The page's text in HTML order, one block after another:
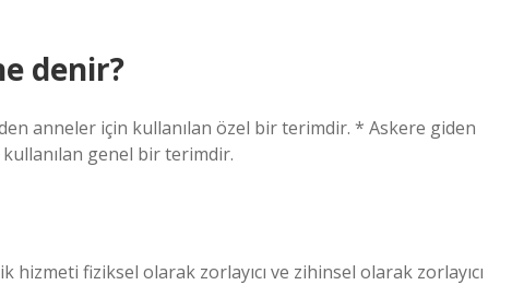
denir?
anneler için kullanılan özel bir terimdir. * Askere giden
genel bir terimdir.
hizmeti fiziksel olarak zorlayıcı ve zihinsel olarak zorlayıcı